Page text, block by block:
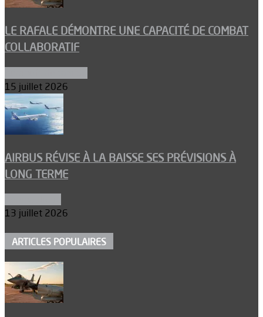
LE RAFALE DÉMONTRE UNE CAPACITÉ DE COMBAT
COLLABORATIF
15 juillet 2026
AIRBUS RÉVISE À LA BAISSE SES PRÉVISIONS À
LONG TERME
13 juillet 2026
ARTICLES POPULAIRES